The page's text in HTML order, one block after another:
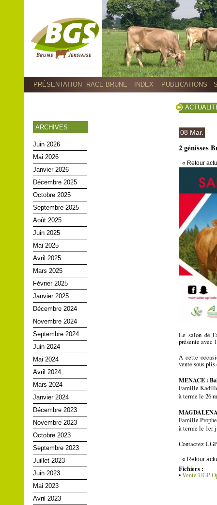
PRÉSENTATION RACE BRUNE INDEX PUBLICATIONS
ARCHIVES
Juin 2026
Mai 2026
Janvier 2026
Décembre 2025
Octobre 2025
Septembre 2025
Août 2025
Juin 2025
Mai 2025
Avril 2025
Mars 2025
Février 2025
Janvier 2025
Décembre 2024
Novembre 2024
Septembre 2024
Juin 2024
Mai 2024
Avril 2024
Mars 2024
Janvier 2024
Décembre 2023
Novembre 2023
Octobre 2023
Septembre 2023
Juillet 2023
Juin 2023
Mai 2023
Avril 2023
08 Mar.
2 génisses
« Retour
Le salon de
présente avec
A cette
vente sous plis
MENACE :
Famille
à terme le 26
Famille
à terme le 1er
Contactez
« Retour
Fichiers :
•Vente UGP-